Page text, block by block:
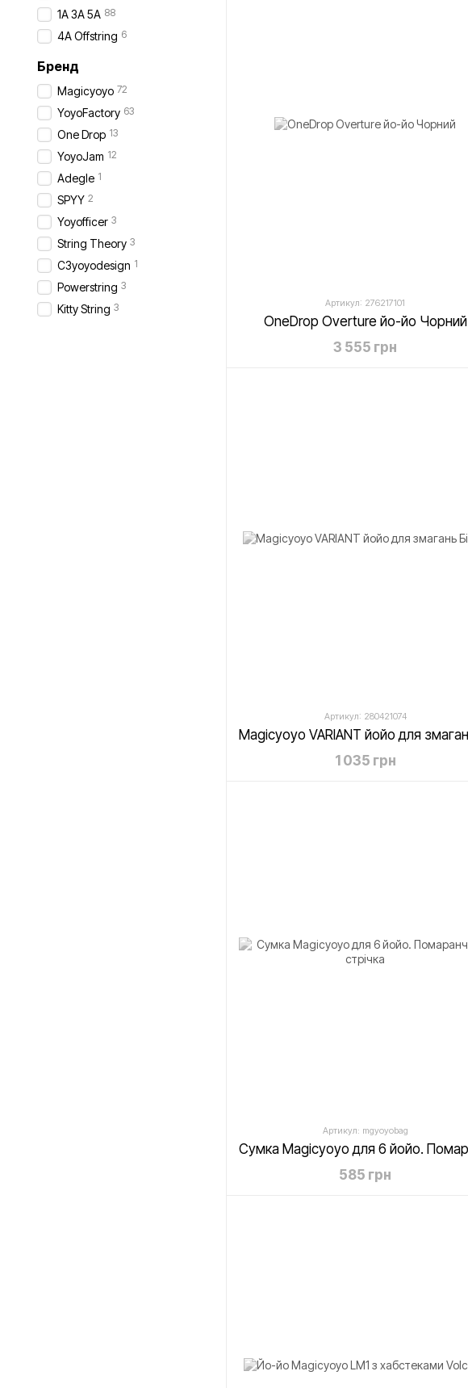
Артикул: 276217101
OneDrop Overture йо-йо Чорний
3 555 грн
Артикул: 280421074
1 035 грн
Артикул: mgyoyobag
585 грн
1A 3A 5A 88
4А Offstring 6
Бренд
Magicyoyo 72
YoyoFactory 63
One Drop 13
YoyoJam 12
Adegle 1
SPYY 2
Yoyofficer 3
String Theory 3
C3yoyodesign 1
Powerstring 3
Kitty String 3